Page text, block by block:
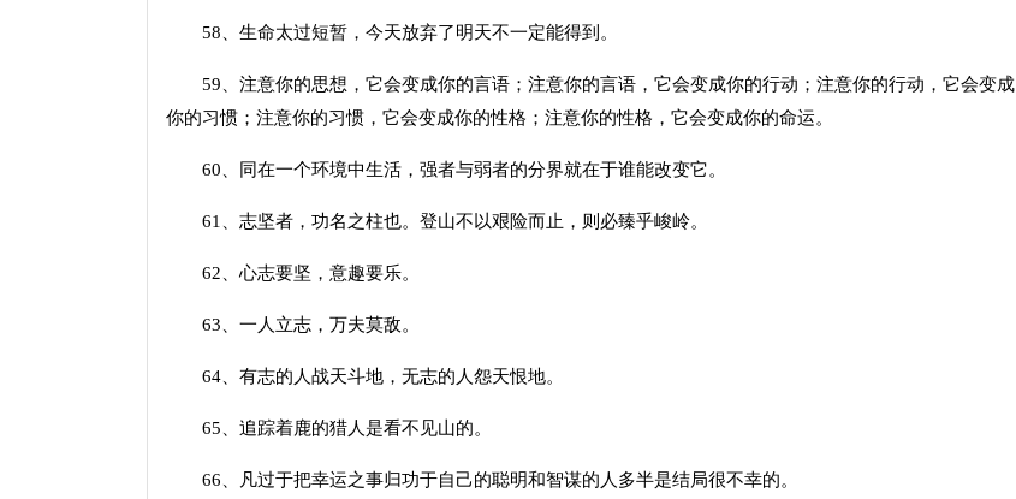
58、生命太过短暂，今天放弃了明天不一定能得到。
59、注意你的思想，它会变成你的言语；注意你的言语，它会变成你的行动；注意你的行动，它会变成
你的习惯；注意你的习惯，它会变成你的性格；注意你的性格，它会变成你的命运。
60、同在一个环境中生活，强者与弱者的分界就在于谁能改变它。
61、志坚者，功名之柱也。登山不以艰险而止，则必臻乎峻岭。
62、心志要坚，意趣要乐。
63、一人立志，万夫莫敌。
64、有志的人战天斗地，无志的人怨天恨地。
65、追踪着鹿的猎人是看不见山的。
66、凡过于把幸运之事归功于自己的聪明和智谋的人多半是结局很不幸的。